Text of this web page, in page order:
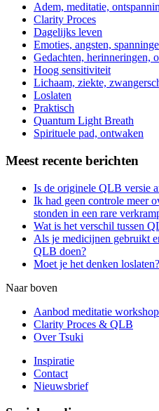
Adem, meditatie,
Clarity Proces
Dagelijks leven
Emoties, angsten,
Gedachten, herinneringen,
Hoog sensitiviteit
Lichaam, ziekte,
Loslaten
Praktisch
Quantum Light Breath
Spirituele pad, ontwaken
Meest recente berichten
Is de originele QLB versie
Ik had geen controle meer
stonden in een rare
Wat is het verschil tussen
Als je medicijnen gebruikt
QLB doen?
Moet je het denken loslaten?
Naar boven
Aanbod meditatie
Clarity Proces & QLB
Over Tsuki
Inspiratie
Contact
Nieuwsbrief